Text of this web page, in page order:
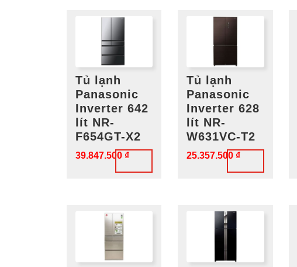
Tủ lạnh
Panasonic
Inverter 642
lít NR-
F654GT-X2
39.847.500 ₫
Tủ lạnh
Panasonic
Inverter 628
lít NR-
W631VC-T2
25.357.500 ₫